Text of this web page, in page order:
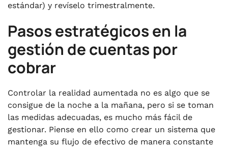
estándar) y revíselo trimestralmente.
Pasos estratégicos en la
gestión de cuentas por
cobrar
Controlar la realidad aumentada no es algo que se
consigue de la noche a la mañana, pero si se toman
las medidas adecuadas, es mucho más fácil de
gestionar. Piense en ello como crear un sistema que
mantenga su flujo de efectivo de manera constante